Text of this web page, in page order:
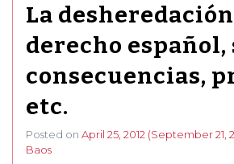
La
derecho español,
consecuencias,
etc.
Posted on April 25, 2012 (September 21,
Baos